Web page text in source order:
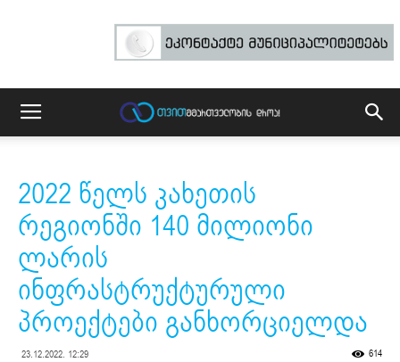
2022 წელს კახეთის
რეგიონში 140 მილიონი
ლარის
ინფრასტრუქტურული
პროექტები განხორციელდა
23.12.2022. 12:29 614